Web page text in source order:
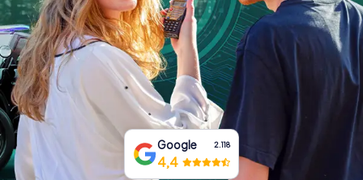
Prenota Biglietti
Acquista i Voucher
Google 2.118
4,4